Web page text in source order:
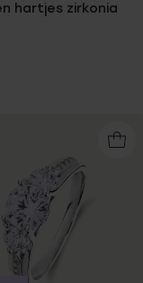
hartjes zirkonia